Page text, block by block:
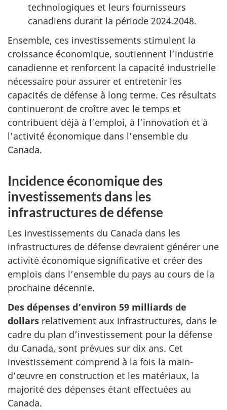
technologiques et leurs fournisseurs
canadiens durant la période 2024-2048.
Ensemble, ces investissements stimulent la
croissance économique, soutiennent l’industrie
canadienne et renforcent la capacité industrielle
nécessaire pour assurer et entretenir les
capacités de défense à long terme. Ces résultats
continueront de croître avec le temps et
contribuent déjà à l’emploi, à l’innovation et à
l’activité économique dans l’ensemble du
Canada.
Incidence économique des
investissements dans les
infrastructures de défense
Les investissements du Canada dans les
infrastructures de défense devraient générer une
activité économique significative et créer des
emplois dans l’ensemble du pays au cours de la
prochaine décennie.
Des dépenses d’environ 59 milliards de
dollars relativement aux infrastructures, dans le
cadre du plan d’investissement pour la défense
du Canada, sont prévues sur dix ans. Cet
investissement comprend à la fois la main-
d’œuvre en construction et les matériaux, la
majorité des dépenses étant effectuées au
Canada.